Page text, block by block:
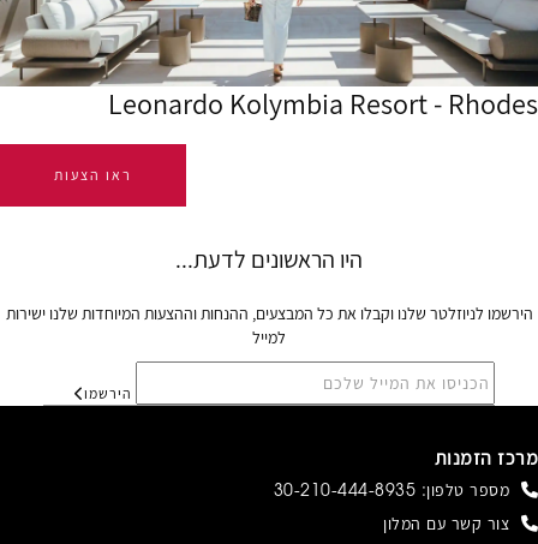
Leonardo Kolymbia Resort - Rhodes
ראו הצעות
הירשמו לניוזלטר שלנו וקבלו את כל המבצעים, ההנחות וההצעות המיוחדות שלנו ישירות
למייל
הירשמו
מרכז הזמנות
מספר טלפון: 30-210-444-8935
צור קשר עם המלון